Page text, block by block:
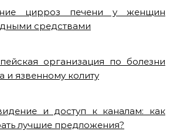
цирроз печени у женщин
средствами
организация по болезни
и язвенному колиту
и доступ к каналам: как
лучшие предложения?